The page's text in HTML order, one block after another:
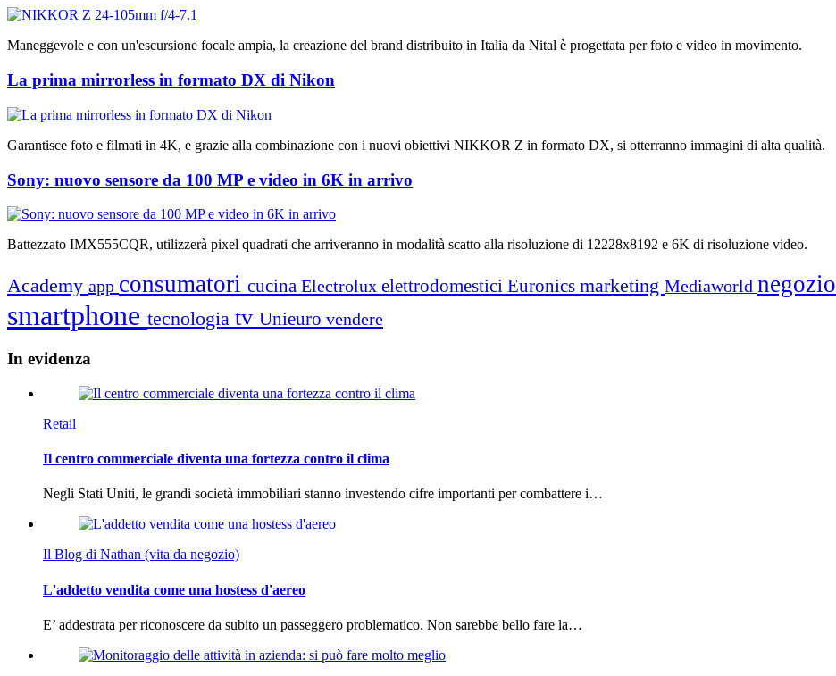
Maneggevole e con un'escursione focale ampia, la creazione del brand distribuito in Italia da Nital è progettata per foto e video in movimento.
La prima mirrorless in formato DX di Nikon
Garantisce foto e filmati in 4K, e grazie alla combinazione con i nuovi obiettivi NIKKOR Z in formato DX, si otterranno immagini di alta qualità.
Sony: nuovo sensore da 100 MP e video in 6K in arrivo
Battezzato IMX555CQR, utilizzerà pixel quadrati che arriveranno in modalità scatto alla risoluzione di 12228x8192 e 6K di risoluzione video.
Academy app consumatori cucina Electrolux elettrodomestici Euronics marketing Mediaworld negozio
smartphone tecnologia tv Unieuro vendere
In evidenza
Retail
Il centro commerciale diventa una fortezza contro il clima
Negli Stati Uniti, le grandi società immobiliari stanno investendo cifre importanti per combattere i…
Il Blog di Nathan (vita da negozio)
L'addetto vendita come una hostess d'aereo
E’ addestrata per riconoscere da subito un passeggero problematico. Non sarebbe bello fare la…